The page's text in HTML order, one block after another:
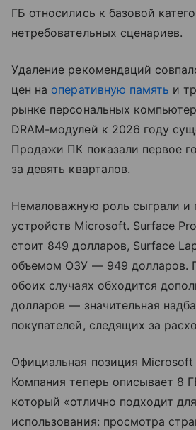
ГБ относились к базовой
нетребовательных сценариев.
Удаление рекомендаций
цен на оперативную память и
рынке персональных
DRAM-модулей к 2026 году
Продажи ПК показали первое
за девять кварталов.
Немаловажную роль сыграли
устройств Microsoft. Surface
стоит 849 долларов, Surface
объемом ОЗУ — 949 долларов.
обоих случаях обходится
долларов — значительная
покупателей, следящих за
Официальная позиция
Компания теперь описывает 8
который «отлично подходит
использования: просмотра